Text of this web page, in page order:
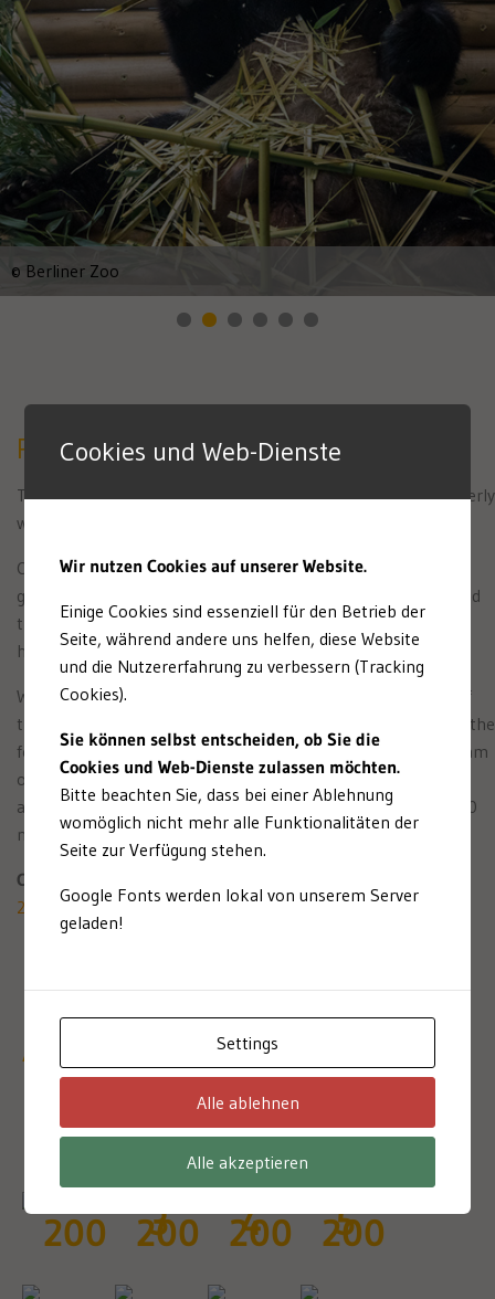
Panda fever grips Berlin
The day arrived that Berlin and all of Germany had been eagerly
waiting for.
On July 5, 2017, Federal Chancellor Angela Merkel and her
guest of state, Chinese President Xi Jinping, warmly welcomed
the two new Berliners Meng Meng and Jiao Qing in their new
home.
We were responsible for concept, planning and realisation of
the opening ceremony of the new Panda Gardens as well as the
following public days. Furthermore, we supported the PR team
of the Berlin Zoo with the media work and, among other
activities, took care of the security accreditation of about 300
national and international journalists.
Client: Zoologischer Garten Berlin AG
2017
A brief look at our history
2003
Cookies und Web-Dienste
Wir nutzen Cookies auf unserer Website.
Einige Cookies sind essenziell für den Betrieb der
Seite, während andere uns helfen, diese Website
und die Nutzererfahrung zu verbessern (Tracking
Cookies).
Sie können selbst entscheiden, ob Sie die
Cookies und Web-Dienste zulassen möchten.
Bitte beachten Sie, dass bei einer Ablehnung
womöglich nicht mehr alle Funktionalitäten der
Seite zur Verfügung stehen.
Google Fonts werden lokal von unserem Server
geladen!
Settings
Alle ablehnen
Alle akzeptieren